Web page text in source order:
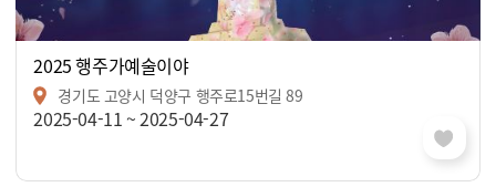
2025 행주가예술이야
경기도 고양시 덕양구 행주로15번길 89
2025-04-11 ~ 2025-04-27